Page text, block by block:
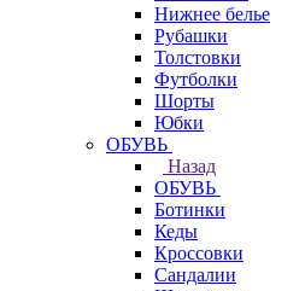
Нижнее белье
Рубашки
Толстовки
Футболки
Шорты
Юбки
ОБУВЬ
Назад
ОБУВЬ
Ботинки
Кеды
Кроссовки
Сандалии